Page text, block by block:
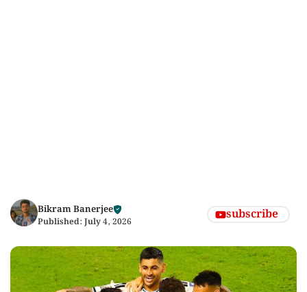
Bikram Banerjee
Published: July 4, 2026 subscribe